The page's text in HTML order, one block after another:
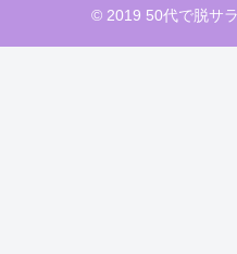
© 2019 50代で脱サ